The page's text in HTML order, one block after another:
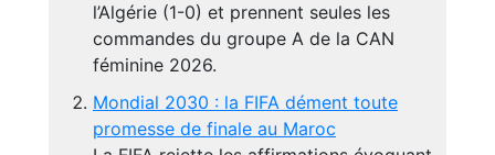
l’Algérie (1-0) et prennent seules les
commandes du groupe A de la CAN
féminine 2026.
Mondial 2030 : la FIFA dément toute
promesse de finale au Maroc